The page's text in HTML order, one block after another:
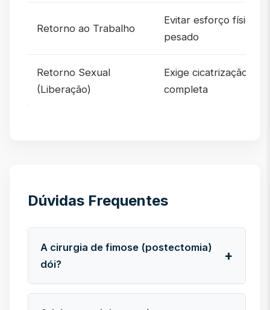
Retorno ao Trabalho
Evitar esforço físico
pesado
Retorno Sexual
(Liberação)
Exige cicatrização
completa
Dúvidas Frequentes
A cirurgia de fimose (postectomia)
dói?